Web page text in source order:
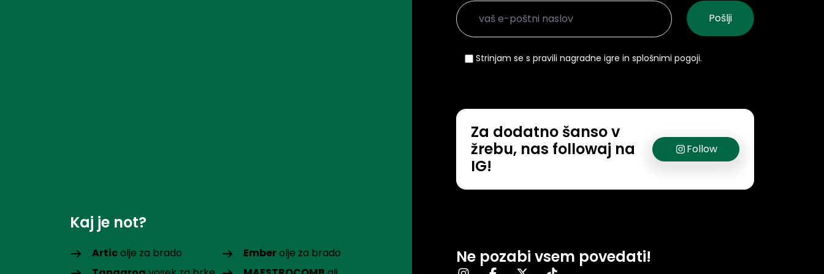
Kaj je not?
Articolje za brado Emberolje za brado
Strinjam se s pravili nagradne igre in splošnimi pogoji.
Za dodatno šanso v
žrebu, nas followaj na
IG!
Follow
Ne pozabi vsem povedati!